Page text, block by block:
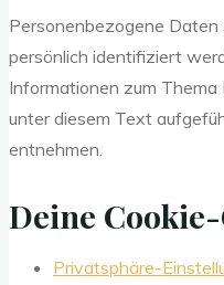
Personenbezogene Daten
persönlich identifiziert
Informationen zum
unter diesem Text
entnehmen.
Deine
Privatsphäre-